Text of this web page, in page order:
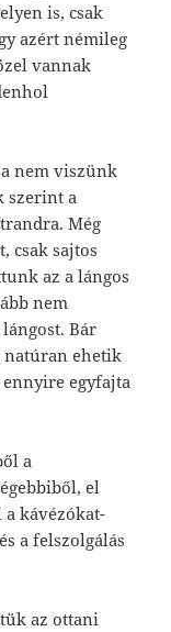
is, csak
azért némileg
vannak
nem viszünk
szerint a
Még
csak sajtos
az a lángos
nem
Bár
natúran ehetik
egyfajta
a
el
kávézókat-
a felszolgálás
az ottani